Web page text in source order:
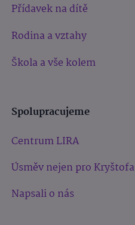
Přídavek na dítě
Rodina a vztahy
Škola a vše kolem
Spolupracujeme
Centrum LIRA
Úsměv nejen pro Kryštofa
Napsali o nás